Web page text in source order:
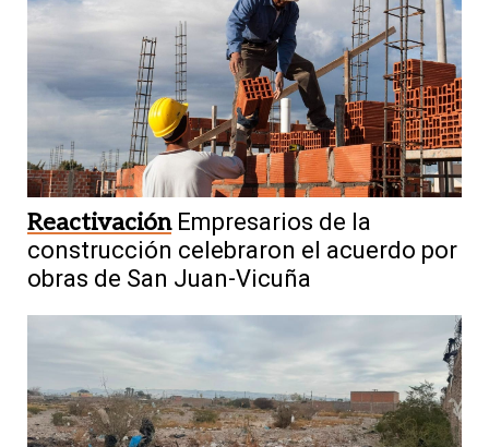
Reactivación Empresarios de la
construcción celebraron el acuerdo por
obras de San Juan-Vicuña